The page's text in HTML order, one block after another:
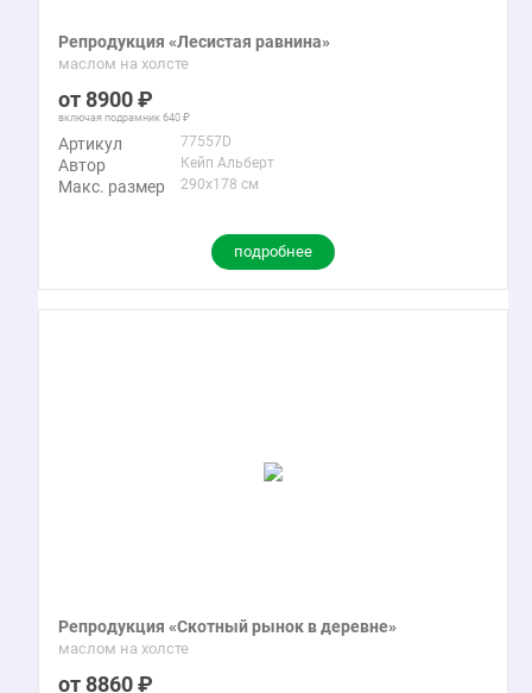
Репродукция «Лесистая равнина»
маслом на холсте
8900
включая подрамник 640
Артикул 77557D
Автор Кейп Альберт
Макс. размер 290x178 см
подробнее
Репродукция «Скотный рынок в деревне»
маслом на холсте
8860